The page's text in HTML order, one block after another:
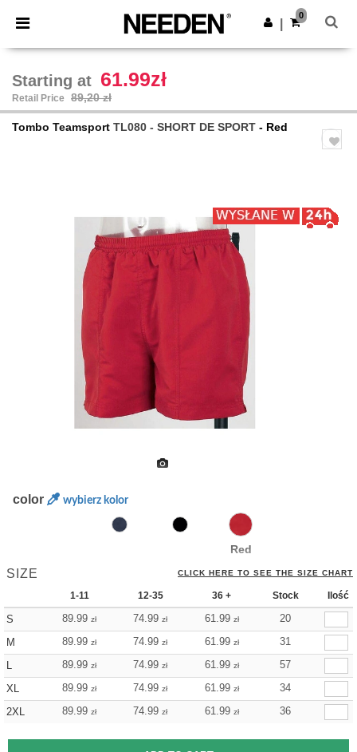
× Aplikacja Needen
Lepsze ceny w aplikacji!
Pobierz app
0
Starting at 61.99zł
Retail Price 89,20 zł
Tombo Teamsport TL080 - SHORT DE SPORT - Red
color wybierz kolor
Red
SIZE CLICK HERE TO SEE THE SIZE CHART
1-11 12-35 36 + Stock Ilość
S 89.99 zł 74.99 zł 61.99 zł
20
M
89.99 zł 74.99 zł 61.99 zł
31
L
89.99 zł 74.99 zł 61.99 zł
57
XL
89.99 zł 74.99 zł 61.99 zł
34
2XL
89.99 zł 74.99 zł 61.99 zł 36